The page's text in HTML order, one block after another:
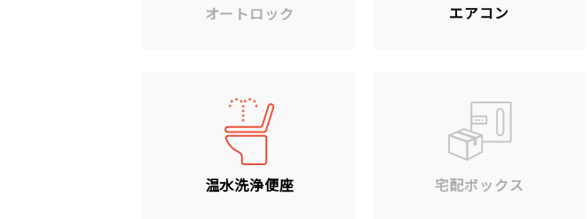
オートロック エアコン
温水洗浄便座 宅配ボックス